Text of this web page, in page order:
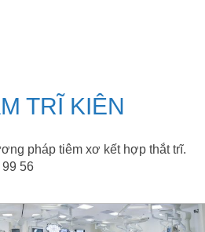
TRĨ KIÊN
pháp tiêm xơ kết hợp thắt trĩ.
56